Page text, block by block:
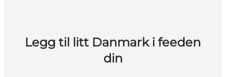
Legg til litt Danmark i feeden
din